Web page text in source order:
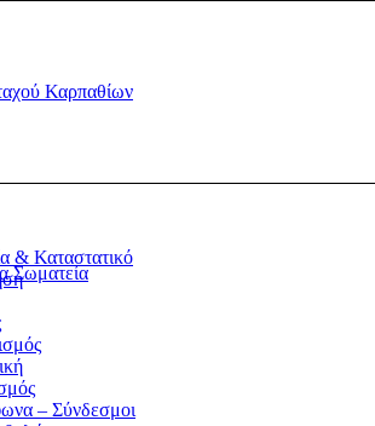
& Καταστατικό
– Σύνδεσμοι